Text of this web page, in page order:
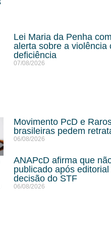
Lei Maria da Penha
alerta sobre a violência
deficiência
07/08/2026
Movimento PcD e
brasileiras pedem
06/08/2026
ANAPcD afirma que
publicado após
decisão do STF
06/08/2026